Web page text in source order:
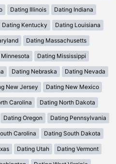
Dating Illinois Dating Indiana
Dating Kentucky Dating Louisiana
Dating Massachusetts
Dating Mississippi
Dating Nebraska Dating Nevada
New Jersey Dating New Mexico
Carolina Dating North Dakota
Dating Oregon Dating Pennsylvania
Carolina Dating South Dakota
Dating Utah Dating Vermont